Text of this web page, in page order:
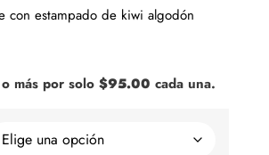
con estampado de kiwi algodón
más por solo $95.00 cada una.